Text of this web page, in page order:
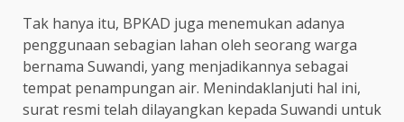
Tak hanya itu, BPKAD juga menemukan adanya
penggunaan sebagian lahan oleh seorang warga
bernama Suwandi, yang menjadikannya sebagai
tempat penampungan air. Menindaklanjuti hal ini,
surat resmi telah dilayangkan kepada Suwandi untuk